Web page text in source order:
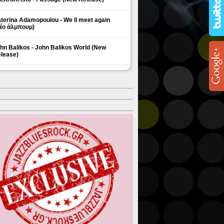
Adamopoulou - We ll meet again
άλμπουμ)
Balikos - John Balikos World (New